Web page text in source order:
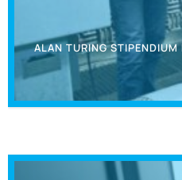
ALAN TURING STIPENDIUM